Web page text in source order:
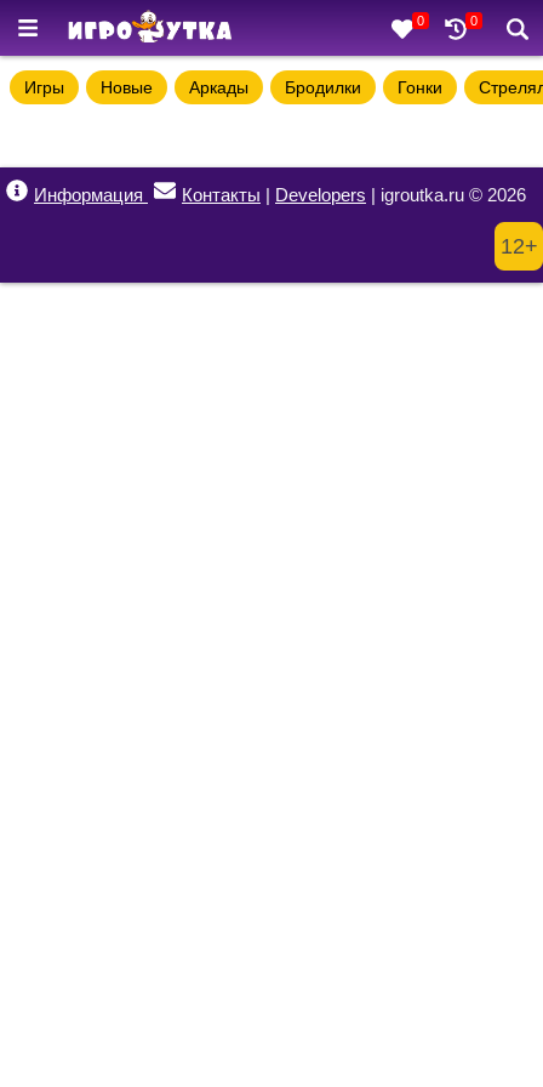
0 0
Игры Новые Аркады Бродилки Гонки
Информация Контакты | Developers | igroutka.ru © 2026
12+